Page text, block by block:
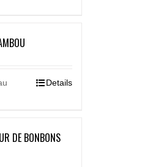
Details
DE BONBONS